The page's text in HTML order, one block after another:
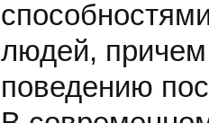
людей, причем
поведению